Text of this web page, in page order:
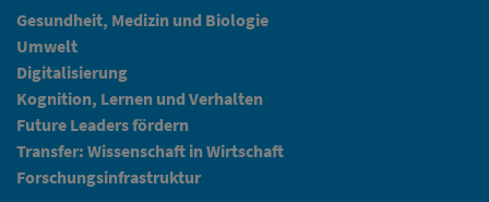
Gesundheit, Medizin und Biologie
Umwelt
Digitalisierung
Kognition, Lernen und Verhalten
Future Leaders fördern
Transfer: Wissenschaft in Wirtschaft
Forschungsinfrastruktur